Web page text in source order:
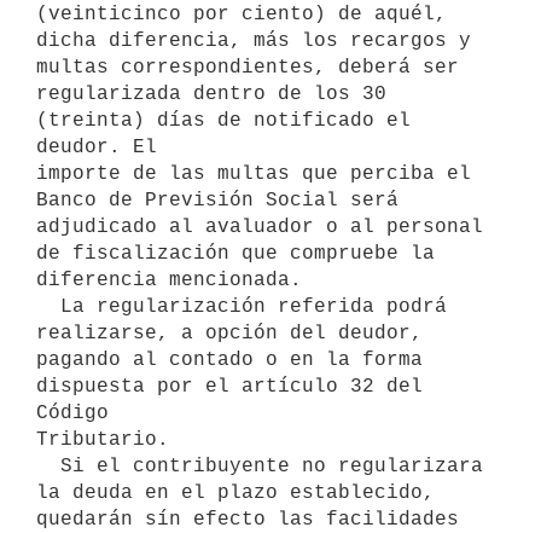
(veinticinco por ciento) de aquél,
dicha diferencia, más los recargos y
multas correspondientes, deberá ser
regularizada dentro de los 30
(treinta) días de notificado el
deudor. El
importe de las multas que perciba el
Banco de Previsión Social será
adjudicado al avaluador o al personal
de fiscalización que compruebe la
diferencia mencionada.
realizarse, a opción del deudor,
pagando al contado o en la forma
dispuesta por el artículo 32 del
Código
Tributario.
la deuda en el plazo establecido,
quedarán sín efecto las facilidades